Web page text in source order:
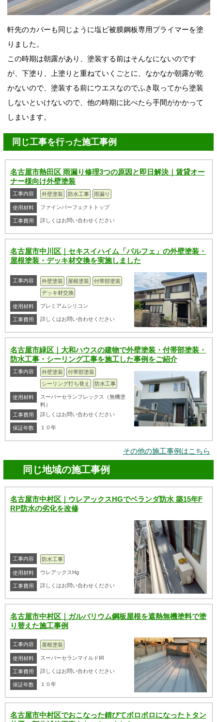
軒先のカバーも同じように塩ビ被膜鋼板専用プライマーを塗
りました。
この時期は朝露があり、塗装する前はそんなにないのです
が、下塗り、上塗りと重ねていくごとに、なかなか朝露が乾
かないので、塗装する前にウエスなのでふき取ってから塗装
しないといけないので、他の時期に比べたら手間がかかって
しまいます。
同じ工事を行った施工事例
名古屋市熱田区 雨漏り修理3つの原因と即日解決｜賃貸オー
ナー様向け外壁塗装
工事内容 外壁塗装 防水工事 雨漏り
使用材料 ファインパーフェクトトップ
工事費用 詳しくはお問い合わせください
名古屋市中川区｜セキスイハイム「パルフェ」の外壁塗装・
屋根塗装・デッキ材交換を実施しました
工事内容 外壁塗装 屋根塗装
付帯部塗装
デッキ材交換
使用材料 プレミアムシリコン
工事費用 詳しくはお問い合わせください
名古屋市緑区｜大和ハウスの建物で外壁塗装・付帯部塗装・
防水工事・シーリング工事を施工した事例をご紹介
工事内容 外壁塗装
付帯部塗装
シーリング打ち替え
防水工事
使用材料
スーパーセランフレックス（無機塗
料）
工事費用
詳しくはお問い合わせください
保証年数 １０年
その他の施工事例はこちら
同じ地域の施工事例
名古屋市中村区｜ウレアックスHGでベランダ防水 築15年F
RP防水の劣化を改修
工事内容 防水工事
使用材料 ウレアックスHg
工事費用 詳しくはお問い合わせください
名古屋市中村区｜ガルバリウム鋼板屋根を遮熱無機塗料で塗
り替えた施工事例
工事内容 屋根塗装
使用材料 スーパーセランマイルドIR
工事費用 詳しくはお問い合わせください
保証年数 １０年
名古屋市中村区でおこなった錆びてボロボロになったトタン